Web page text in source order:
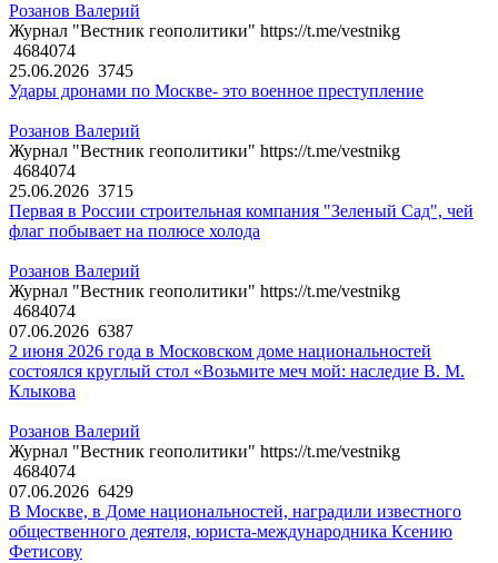
Розанов Валерий
Журнал "Вестник геополитики" https://t.me/vestnikg
4684074
25.06.2026 3745
Удары дронами по Москве- это военное преступление
Розанов Валерий
Журнал "Вестник геополитики" https://t.me/vestnikg
4684074
25.06.2026 3715
Первая в России строительная компания "Зеленый Сад", чей
флаг побывает на полюсе холода
Розанов Валерий
Журнал "Вестник геополитики" https://t.me/vestnikg
4684074
07.06.2026 6387
2 июня 2026 года в Московском доме национальностей
состоялся круглый стол «Возьмите меч мой: наследие В. М.
Клыкова
Розанов Валерий
Журнал "Вестник геополитики" https://t.me/vestnikg
4684074
07.06.2026 6429
В Москве, в Доме национальностей, наградили известного
общественного деятеля, юриста-международника Ксению
Фетисову